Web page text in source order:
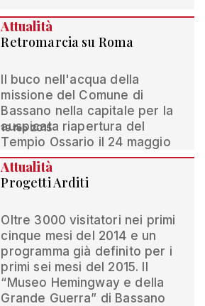
Attualità
Retromarcia su Roma
Il buco nell'acqua della
missione del Comune di
Bassano nella capitale per la
auspicata riapertura del
Tempio Ossario il 24 maggio
19 feb 2015
Attualità
Progetti Arditi
Oltre 3000 visitatori nei primi
cinque mesi del 2014 e un
programma già definito per i
primi sei mesi del 2015. Il
“Museo Hemingway e della
Grande Guerra” di Bassano